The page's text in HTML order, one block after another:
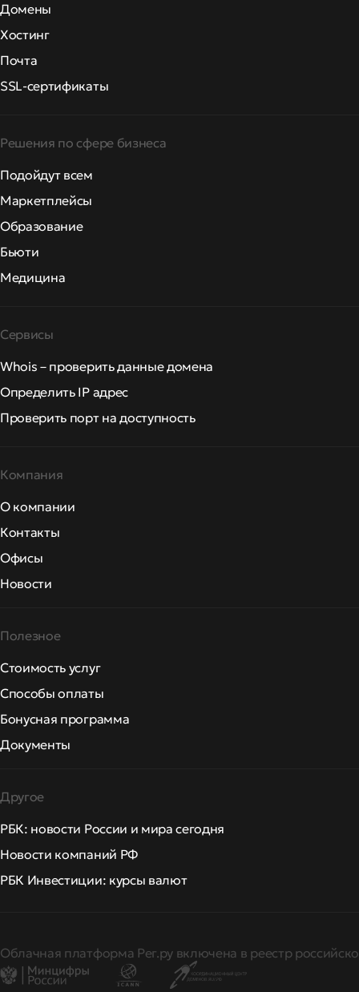
Домены
Хостинг
Почта
SSL-сертификаты
Решения по сфере бизнеса
Подойдут всем
Маркетплейсы
Образование
Бьюти
Медицина
Сервисы
Whois – проверить данные домена
Определить IP адрес
Проверить порт на доступность
Компания
О компании
Контакты
Офисы
Новости
Полезное
Стоимость услуг
Способы оплаты
Бонусная программа
Документы
Другое
РБК: новости России и мира сегодня
Новости компаний РФ
РБК Инвестиции: курсы валют
Облачная платформа Рег.ру включена в реестр